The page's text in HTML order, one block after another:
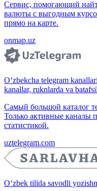
Сервис, помогающий
валюты с выгодным
прямо на карте.
onmap.uz
O‘zbekcha telegram
kanallar, ruknlarda va
Самый большой каталог
Только активные каналы
статистикой.
uztelegram.com
O‘zbek tilida savodli